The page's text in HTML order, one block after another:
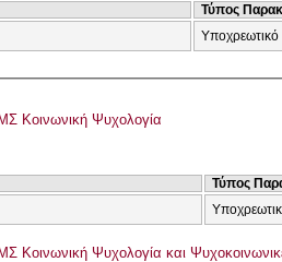
Τύπος
Κοινωνική Ψυχολογία
Τύπος
ΠΜΣ Κοινωνική Ψυχολογία και